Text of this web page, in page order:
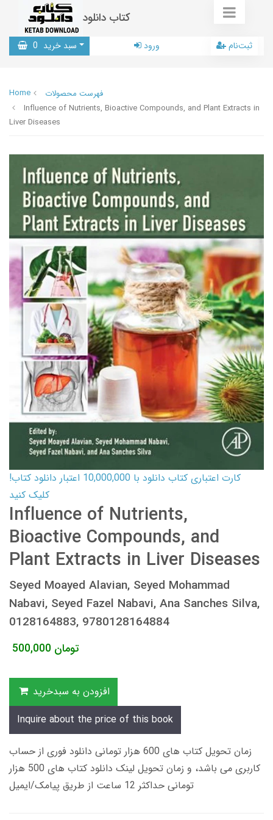
کتاب دانلود
سبد خرید 0 ورود ثبت‌نام
Home
فهرست محصولات
Influence of Nutrients, Bioactive Compounds, and Plant Extracts in
Liver Diseases
کارت اعتباری کتاب دانلود با 10,000,000 اعتبار دانلود کتاب!
کلیک کنید
Influence of Nutrients,
Bioactive Compounds, and
Plant Extracts in Liver Diseases
Seyed Moayed Alavian, Seyed Mohammad
Nabavi, Seyed Fazel Nabavi, Ana Sanches Silva,
0128164883, 9780128164884
500,000 تومان
افزودن به سبدخرید
Inquire about the price of this book
زمان تحویل کتاب های 600 هزار تومانی دانلود فوری از حساب
کاربری می باشد، و زمان تحویل لینک دانلود کتاب های 500 هزار
تومانی حداکثر 12 ساعت از طریق پیامک/ایمیل